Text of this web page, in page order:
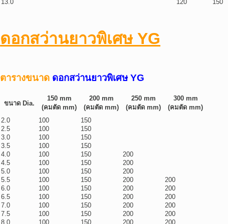
13.0
120 150
ดอกสว่านยาวพิเศษ YG
ตารางขนาด ดอกสว่านยาวพิเศษ YG
ขนาด Dia.
150 mm
(คมตัด mm)
200 mm
(คมตัด mm)
250 mm
(คมตัด mm)
300 mm
(คมตัด mm)
2.0
100
150
2.5
100
150
3.0
100
150
3.5
100
150
4.0
100 150
200
4.5
100 150
200
5.0
100 150
200
5.5
100 150 200
200
6.0
100 150 200
200
6.5
100 150 200
200
7.0
100 150 200
200
7.5
100 150 200
200
8.0
100 150 200 200